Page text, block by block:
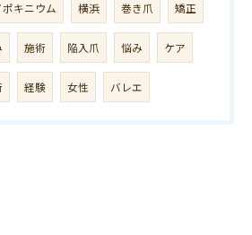
ポキニウム 横浜 巻き爪 矯正
施術 陥入爪 悩み ケア
経験 女性 バレエ